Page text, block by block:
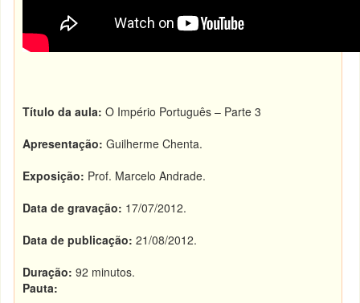
Título da aula: O Império Português – Parte 3
Apresentação: Guilherme Chenta.
Exposição: Prof. Marcelo Andrade.
Data de gravação: 17/07/2012.
Data de publicação: 21/08/2012.
Duração: 92 minutos.
Pauta: